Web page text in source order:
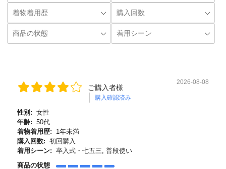
ご購入者様
購入確認済み
2026-08-08
性別: 女性
年齢: 50代
着物着用歴:
1年未満
購入回数: 初回購入
着用シーン: 卒入式・七五三, 普段使い
商品の状態